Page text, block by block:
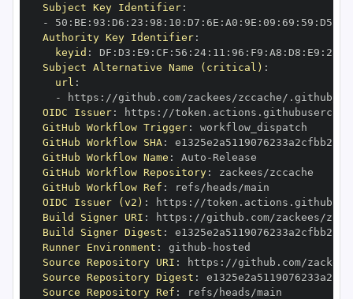
Subject Key Identifier:
-
50 : BE : 93 : D6 : 23 : 98 : 10 : D7 : 6E : A0 : 9E : 09 : 69 : 59 : D5
Authority Key Identifier:
keyid : DF : D3 : E9 : CF : 56 : 24: 11 : 96 : F9 : A8 : D8 : E9 : 28
Subject Alternative Name (critical) :
url :
-
https : //github.com/zackees/zccache/.github/
OIDC Issuer: https :
GitHub Workflow Trigger:
GitHub Workflow SHA:
GitHub Workflow Name : Auto -
GitHub Workflow Repository:
GitHub Workflow Ref :
OIDC Issuer (v2) : https :
Build Signer URI : https : //github.com/zackees/
Build Signer Digest :
Runner Environment : github -
Source Repository URI : https :
Source Repository Digest :
Source Repository Ref :